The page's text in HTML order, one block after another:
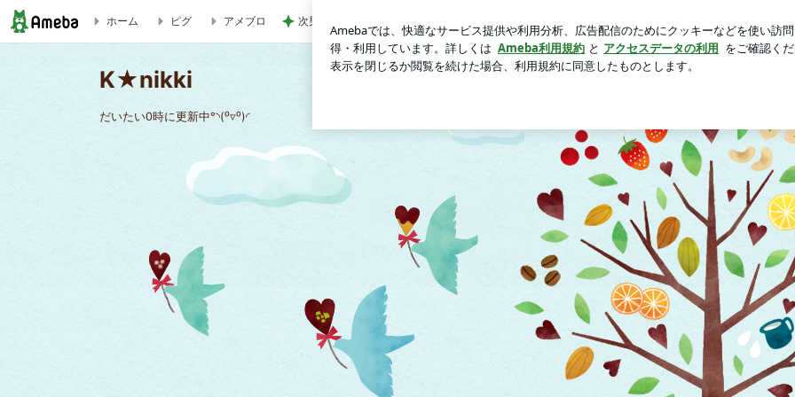
人生初のトリプルワーク中 | K★nikki
ホーム ピグ アメブロ 次男がくれた旨過ぎる豚まんと焼売
K★nikki
だいたい0時に更新中°◝(⁰▿⁰)◜